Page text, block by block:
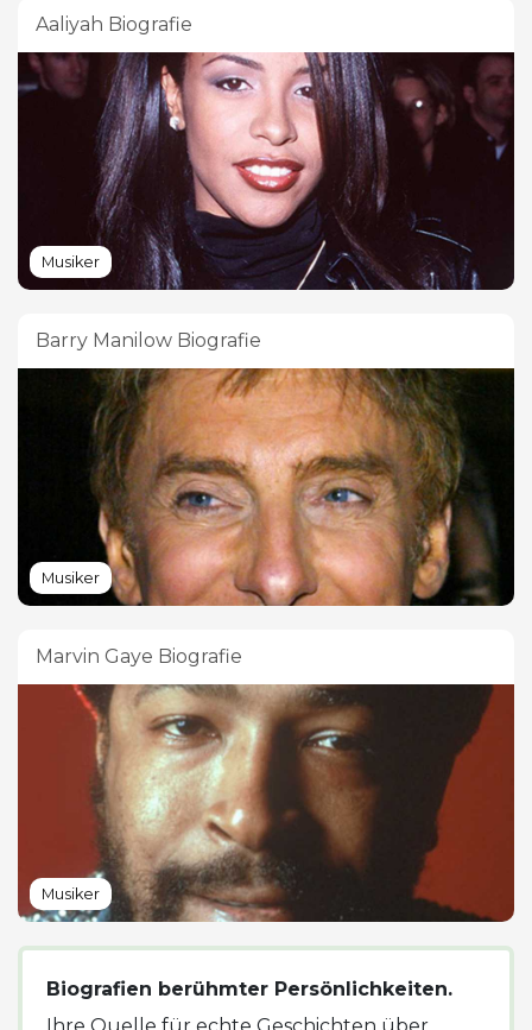
Aaliyah Biografie
Musiker
Barry Manilow Biografie
Musiker
Marvin Gaye Biografie
Musiker
Biografien berühmter Persönlichkeiten.